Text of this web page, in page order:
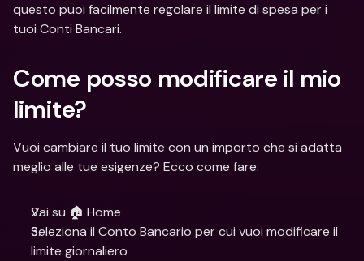
questo puoi facilmente regolare il limite di spesa per i
tuoi Conti Bancari.
Come posso modificare il mio
limite?
Vuoi cambiare il tuo limite con un importo che si adatta
meglio alle tue esigenze? Ecco come fare:
Vai su 🏠 Home
Seleziona il Conto Bancario per cui vuoi modificare il
limite giornaliero